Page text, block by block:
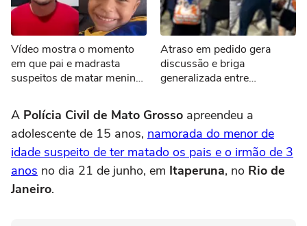
Vídeo mostra o momento
em que pai e madrasta
suspeitos de matar menino
Tocantins
Atraso em pedido gera
discussão e briga
generalizada entre
pizzaria em SP
A Polícia Civil de Mato Grosso apreendeu a
adolescente de 15 anos, namorada do menor de
idade suspeito de ter matado os pais e o irmão de 3
anos no dia 21 de junho, em Itaperuna, no Rio de
Janeiro.